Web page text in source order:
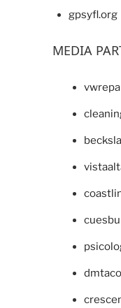
gpsyfl.org
MEDIA